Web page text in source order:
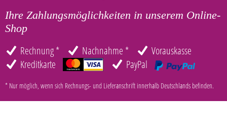
Ihre Zahlungsmöglichkeiten in unserem Online-
Shop
Rechnung * Nachnahme *
Vorauskasse
Kreditkarte
PayPal
* Nur möglich, wenn sich Rechnungs- und Lieferanschrift innerhalb Deutschlands befinden.